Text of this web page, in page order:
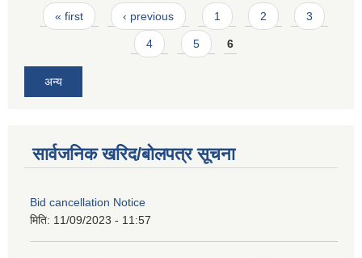
Pages
« first ‹ previous 1 2 3
4 5 6
अन्य
सार्वजनिक खरिद/बोलपत्र सूचना
Bid cancellation Notice
मिति: 11/09/2023 - 11:57